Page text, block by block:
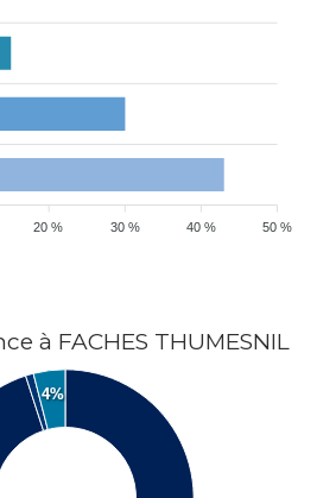
50 %
40 %
30 %
20 %
à FACHES THUMESNIL
4%